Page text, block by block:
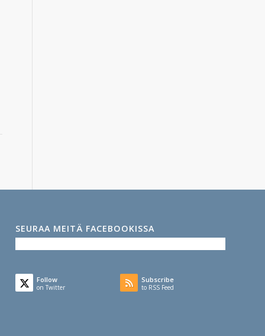
SEURAA MEITÄ FACEBOOKISSA
Follow
on Twitter
Subscribe
to RSS Feed